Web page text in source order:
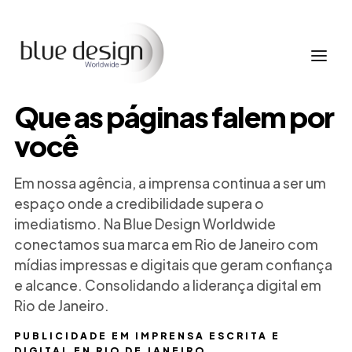
PUBLICIDADE EM IMPRENSA ESCRITA E
Que as páginas falem por
você
Em nossa agência, a imprensa continua a ser um
espaço onde a credibilidade supera o
imediatismo. Na Blue Design Worldwide
conectamos sua marca em Rio de Janeiro com
mídias impressas e digitais que geram confiança
e alcance. Consolidando a liderança digital em
Rio de Janeiro.